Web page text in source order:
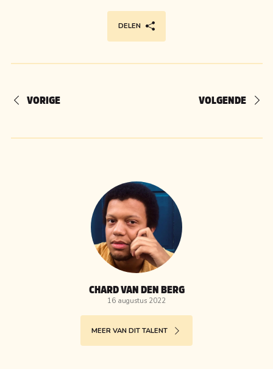
DELEN
VORIGE VOLGENDE
CHARD VAN DEN BERG
16 augustus 2022
MEER VAN DIT TALENT